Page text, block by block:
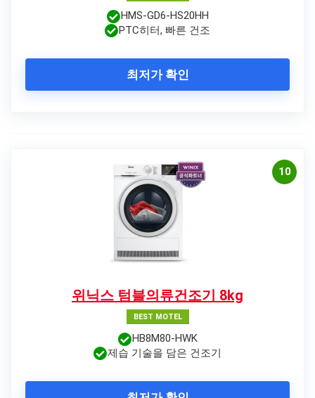
HMS-GD6-HS20HH
PTC히터, 빠른 건조
최저가 확인
10
위닉스 텀블의류건조기 8kg
BEST MOTEL
HB8M80-HWK
제습 기술을 담은 건조기